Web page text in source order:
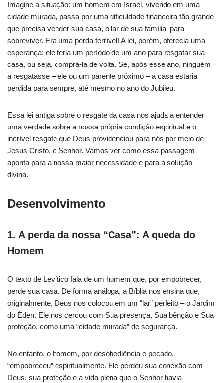
Imagine a situação: um homem em Israel, vivendo em uma
cidade murada, passa por uma dificuldade financeira tão grande
que precisa vender sua casa, o lar de sua família, para
sobreviver. Era uma perda terrível! A lei, porém, oferecia uma
esperança: ele teria um período de um ano para resgatar sua
casa, ou seja, comprá-la de volta. Se, após esse ano, ninguém
a resgatasse – ele ou um parente próximo – a casa estaria
perdida para sempre, até mesmo no ano do Jubileu.
Essa lei antiga sobre o resgate da casa nos ajuda a entender
uma verdade sobre a nossa própria condição espiritual e o
incrível resgate que Deus providenciou para nós por meio de
Jesus Cristo, o Senhor. Vamos ver como essa passagem
aponta para a nossa maior necessidade e para a solução
divina.
Desenvolvimento
1. A perda da nossa “Casa”: A queda do
Homem
O texto de Levítico fala de um homem que, por empobrecer,
perde sua casa. De forma análoga, a Bíblia nos ensina que,
originalmente, Deus nos colocou em um “lar” perfeito – o Jardim
do Éden. Ele nos cercou com Sua presença, Sua bênção e Sua
proteção, como uma “cidade murada” de segurança.
No entanto, o homem, por desobediência e pecado,
“empobreceu” espiritualmente. Ele perdeu sua conexão com
Deus, sua proteção e a vida plena que o Senhor havia